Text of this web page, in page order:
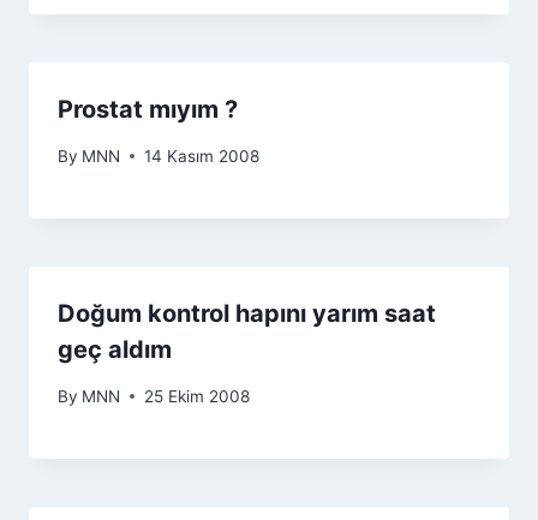
Prostat mıyım ?
By MNN 14 Kasım 2008
Doğum kontrol hapını yarım saat
geç aldım
By MNN 25 Ekim 2008